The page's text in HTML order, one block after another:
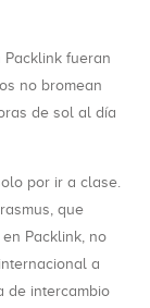
fueran
no bromean
de sol al día
por ir a clase.
que
Packlink, no
a
de intercambio